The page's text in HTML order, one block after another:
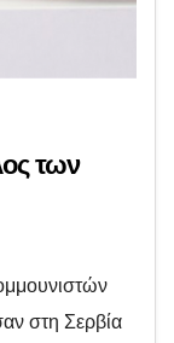
των
στη Σερβία